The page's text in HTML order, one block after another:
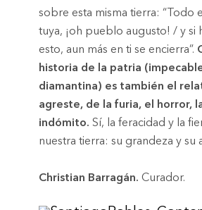
sobre esta misma tierra: “Todo
tuya, ¡oh pueblo augusto! / y si
esto, aun más en ti se encierra”.
historia de la patria
diamantina) es también el
agreste, de la furia, el horror,
indómito. Sí, la feracidad y la
nuestra tierra: su grandeza y su
Christian Barragán. Curador.